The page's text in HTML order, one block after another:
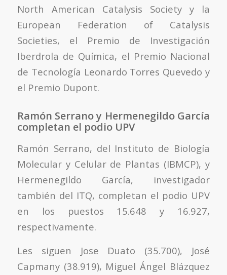
North American Catalysis Society y la
European Federation of Catalysis
Societies, el Premio de Investigación
Iberdrola de Química, el Premio Nacional
de Tecnología Leonardo Torres Quevedo y
el Premio Dupont.
Ramón Serrano y Hermenegildo García
completan el podio UPV
Ramón Serrano, del Instituto de Biología
Molecular y Celular de Plantas (IBMCP), y
Hermenegildo García, investigador
también del ITQ, completan el podio UPV
en los puestos 15.648 y 16.927,
respectivamente.
Les siguen Jose Duato (35.700), José
Capmany (38.919), Miguel Ángel Blázquez